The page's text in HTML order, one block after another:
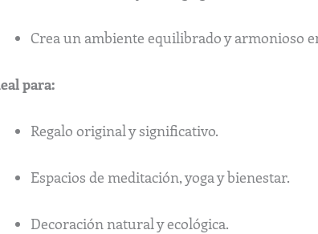
Crea un ambiente equilibrado y armonioso
para:
Regalo original y significativo.
Espacios de meditación, yoga y bienestar.
Decoración natural y ecológica.